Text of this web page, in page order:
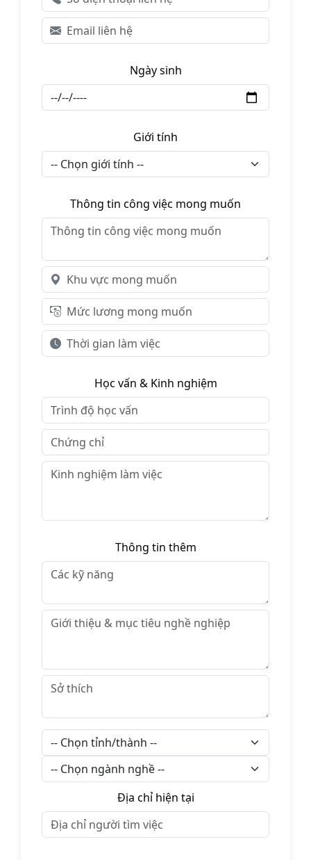
Ngày sinh
Giới tính
Thông tin công việc mong muốn
Học vấn & Kinh nghiệm
Thông tin thêm
Địa chỉ hiện tại